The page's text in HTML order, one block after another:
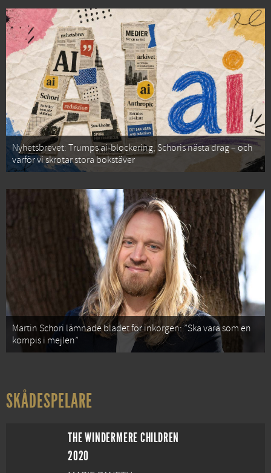
Nyhetsbrevet: Trumps ai-blockering, Schoris nästa drag – och
varför vi skrotar stora bokstäver
Martin Schori lämnade bladet för inkorgen: ”Ska vara som en
kompis i mejlen”
SKÅDESPELARE
THE WINDERMERE CHILDREN
2020